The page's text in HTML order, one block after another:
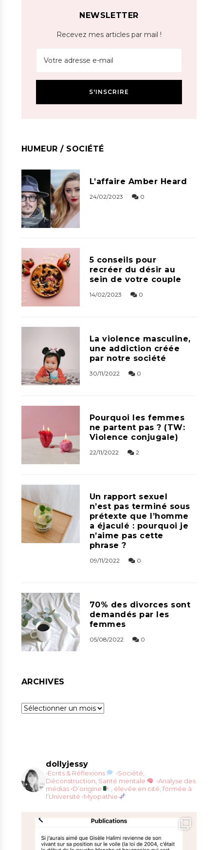
NEWSLETTER
Recevez mes articles par mail !
HUMEUR / SOCIÉTÉ
L’affaire Amber Heard
24/02/2023 0
5 conseils pour
recréer du désir au
sein de votre couple
14/02/2023 0
La violence masculine,
une addiction créée
par notre société
30/11/2022 0
Pourquoi les femmes
ne partent pas ? (TW:
Violence conjugale)
22/11/2022 2
Un rapport sexuel
n’est pas terminé sous
prétexte que l’homme
a éjaculé : pourquoi je
n’aime pas cette
phrase ?
09/11/2022 0
70% des divorces sont
demandés par les
femmes
05/08/2022 0
ARCHIVES
Archives
dollyjessy
•Ecrits & Réflexions
•Société,
Déconstruction, Santé mentale
•Analyse des
médias •D’origine
, élevée en cité, formée à
l’Université •Myopathie